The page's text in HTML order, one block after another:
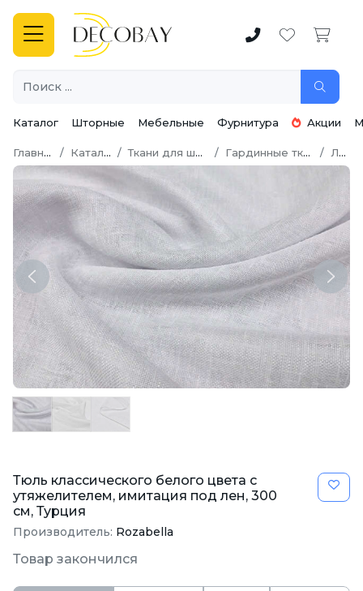
Каталог Шторные Мебельные Фурнитура Акции
Главная Каталог Ткани для штор Гардинные ткани Лён
Previous Next
Тюль классического белого цвета с
утяжелителем, имитация под лен, 300
см, Турция
Производитель: Rozabella
Товар закончился